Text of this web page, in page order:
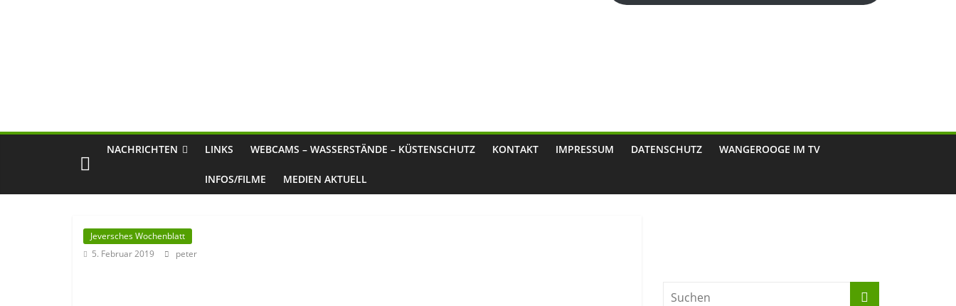
NACHRICHTEN LINKS WEBCAMS – WASSERSTÄNDE – KÜSTENSCHUTZ KONTAKT IMPRESSUM DATENSCHUTZ WANGEROOGE IM TV
INFOS/FILME MEDIEN AKTUELL
Jeversches Wochenblatt
5. Februar 2019
peter